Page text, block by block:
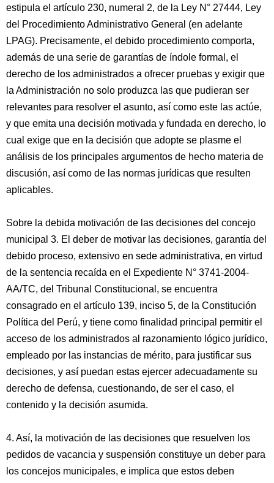
estipula el artículo 230, numeral 2, de la Ley N° 27444, Ley
del Procedimiento Administrativo General (en adelante
LPAG). Precisamente, el debido procedimiento comporta,
además de una serie de garantías de índole formal, el
derecho de los administrados a ofrecer pruebas y exigir que
la Administración no solo produzca las que pudieran ser
relevantes para resolver el asunto, así como este las actúe,
y que emita una decisión motivada y fundada en derecho, lo
cual exige que en la decisión que adopte se plasme el
análisis de los principales argumentos de hecho materia de
discusión, así como de las normas jurídicas que resulten
aplicables.
Sobre la debida motivación de las decisiones del concejo
municipal 3. El deber de motivar las decisiones, garantía del
debido proceso, extensivo en sede administrativa, en virtud
de la sentencia recaída en el Expediente N° 3741-2004-
AA/TC, del Tribunal Constitucional, se encuentra
consagrado en el artículo 139, inciso 5, de la Constitución
Política del Perú, y tiene como finalidad principal permitir el
acceso de los administrados al razonamiento lógico jurídico,
empleado por las instancias de mérito, para justificar sus
decisiones, y así puedan estas ejercer adecuadamente su
derecho de defensa, cuestionando, de ser el caso, el
contenido y la decisión asumida.
4. Así, la motivación de las decisiones que resuelven los
pedidos de vacancia y suspensión constituye un deber para
los concejos municipales, e implica que estos deben